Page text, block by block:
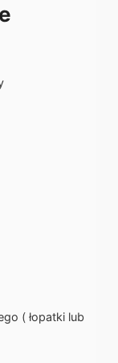
( łopatki lub